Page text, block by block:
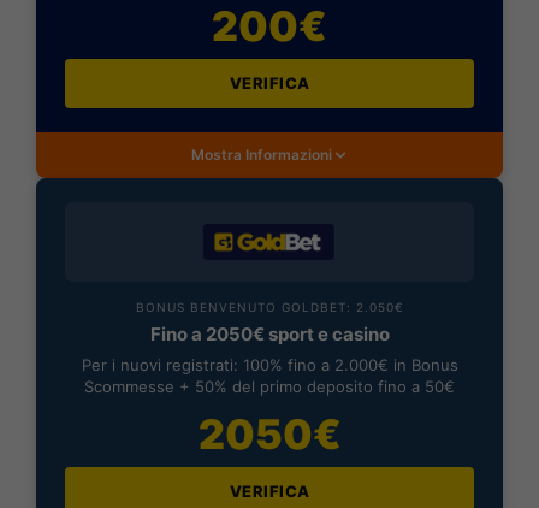
200€
VERIFICA
Mostra Informazioni
BONUS BENVENUTO GOLDBET: 2.050€
Fino a 2050€ sport e casino
Per i nuovi registrati: 100% fino a 2.000€ in Bonus
Scommesse + 50% del primo deposito fino a 50€
2050€
VERIFICA